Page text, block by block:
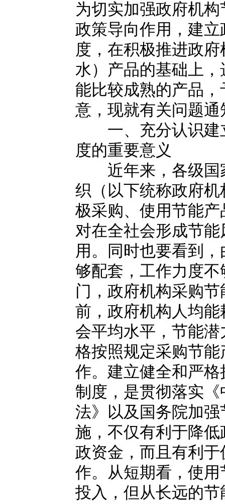
为切实加强政府机
政策导向作用，建
度，在积极推进政
水）产品的基础上
能比较成熟的产品
意，现就有关问题通
一、充分认识建
度的重要意义
近年来，各级国
织（以下统称政府
极采购、使用节能
对在全社会形成节
用。同时也要看到
够配套，工作力度
门，政府机构采购
前，政府机构人均
会平均水平，节能
格按照规定采购节
作。建立健全和严
制度，是贯彻落实
法》以及国务院加
施，不仅有利于降
政资金，而且有利
作。从短期看，使
投入，但从长远的